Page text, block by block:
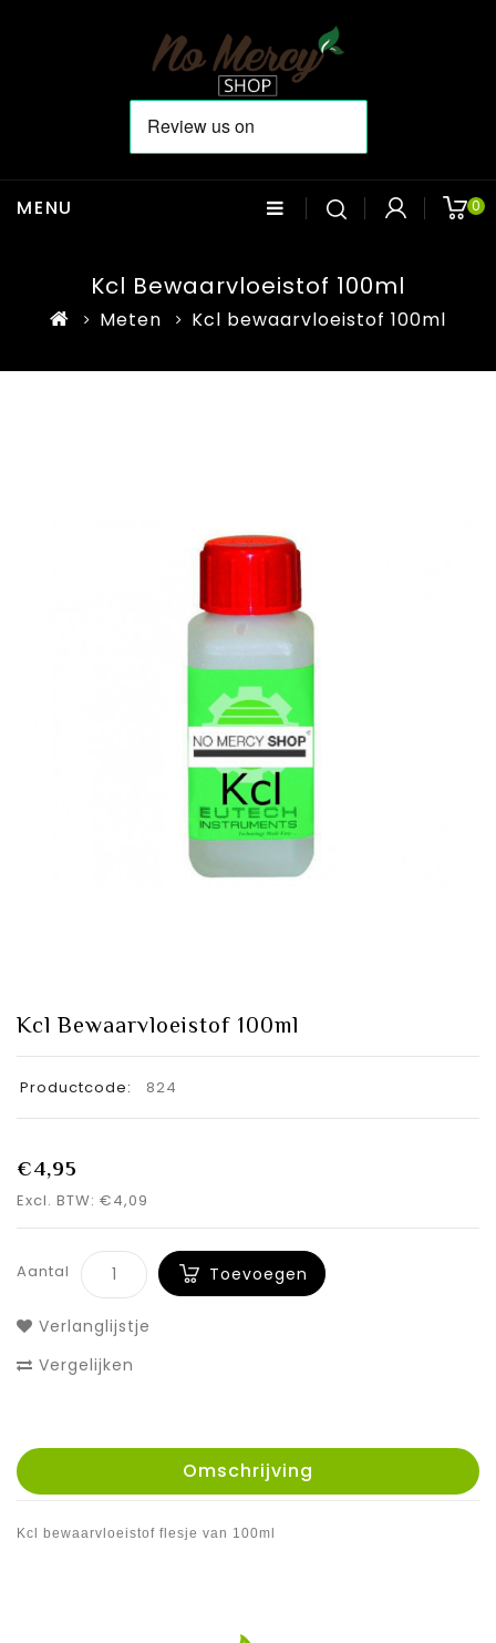
0
MENU
Kcl Bewaarvloeistof 100ml
Meten Kcl bewaarvloeistof 100ml
Kcl Bewaarvloeistof 100ml
Productcode: 824
€4,95
Excl. BTW: €4,09
Aantal Toevoegen
Verlanglijstje
Vergelijken
Omschrijving
Kcl bewaarvloeistof flesje van 100ml